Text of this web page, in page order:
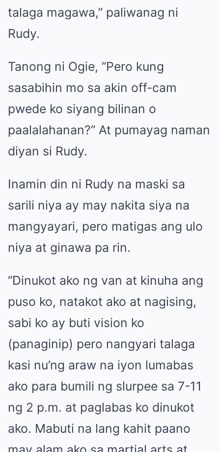
talaga magawa,” paliwanag ni
Rudy.
Tanong ni Ogie, “Pero kung
sasabihin mo sa akin off-cam
pwede ko siyang bilinan o
paalalahanan?” At pumayag naman
diyan si Rudy.
Inamin din ni Rudy na maski sa
sarili niya ay may nakita siya na
mangyayari, pero matigas ang ulo
niya at ginawa pa rin.
“Dinukot ako ng van at kinuha ang
puso ko, natakot ako at nagising,
sabi ko ay buti vision ko
(panaginip) pero nangyari talaga
kasi nu’ng araw na iyon lumabas
ako para bumili ng slurpee sa 7-11
ng 2 p.m. at paglabas ko dinukot
ako. Mabuti na lang kahit paano